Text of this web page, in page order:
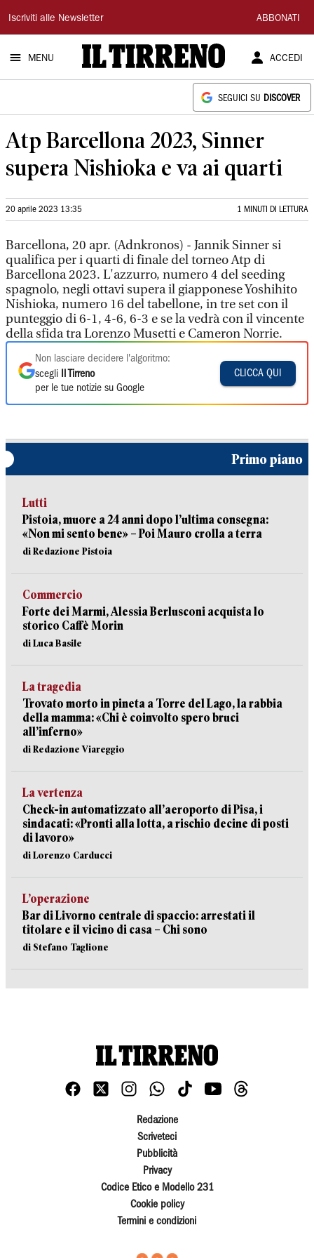
Il
Tirreno
Iscriviti alle Newsletter ABBONATI
MENU ACCEDI
SEGUICI SU DISCOVER
Atp Barcellona 2023, Sinner
supera Nishioka e va ai quarti
20 aprile 2023 13:35 1 MINUTI DI LETTURA
Barcellona, 20 apr. (Adnkronos) - Jannik Sinner si
qualifica per i quarti di finale del torneo Atp di
Barcellona 2023. L'azzurro, numero 4 del seeding
spagnolo, negli ottavi supera il giapponese Yoshihito
Nishioka, numero 16 del tabellone, in tre set con il
punteggio di 6-1, 4-6, 6-3 e se la vedrà con il vincente
della sfida tra Lorenzo Musetti e Cameron Norrie.
Non lasciare decidere l'algoritmo:
scegli
Il Tirreno
per le tue notizie su Google
CLICCA QUI
Primo piano
Lutti
Pistoia, muore a 24 anni dopo l’ultima consegna:
«Non mi sento bene» – Poi Mauro crolla a terra
di Redazione Pistoia
Commercio
Forte dei Marmi, Alessia Berlusconi acquista lo
storico Caffè Morin
di Luca Basile
La tragedia
Trovato morto in pineta a Torre del Lago, la rabbia
della mamma: «Chi è coinvolto spero bruci
all’inferno»
di Redazione Viareggio
La vertenza
Check-in automatizzato all’aeroporto di Pisa, i
sindacati: «Pronti alla lotta, a rischio decine di posti
di lavoro»
di Lorenzo Carducci
L’operazione
Bar di Livorno centrale di spaccio: arrestati il
titolare e il vicino di casa – Chi sono
di Stefano Taglione
Redazione
Scriveteci
Pubblicità
Privacy
Codice Etico e Modello 231
Cookie policy
Termini e condizioni